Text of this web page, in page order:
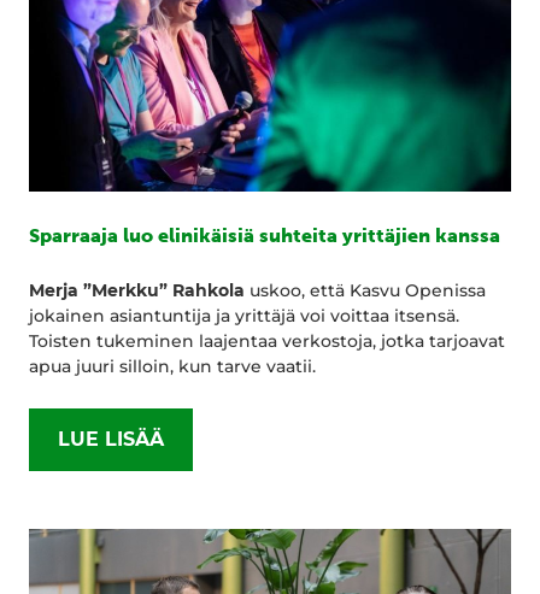
Sparraaja luo elinikäisiä suhteita yrittäjien kanssa
Merja ”Merkku” Rahkola uskoo, että Kasvu Openissa
jokainen asiantuntija ja yrittäjä voi voittaa itsensä.
Toisten tukeminen laajentaa verkostoja, jotka tarjoavat
apua juuri silloin, kun tarve vaatii.
LUE LISÄÄ